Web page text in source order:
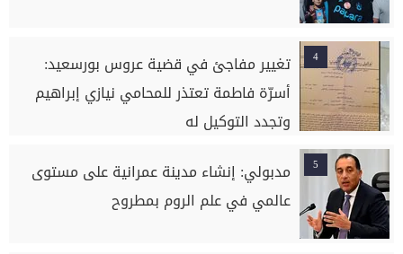
4
تغيير مفاجئ في قضية عروس بورسعيد:
أسرّة فاطمة تعتذر للمحامي نيازي إبراهيم
وتجدد التوكيل له
5
مدبولي: إنشاء مدينة عمرانية على مستوى
عالمي في علم الروم بمطروح